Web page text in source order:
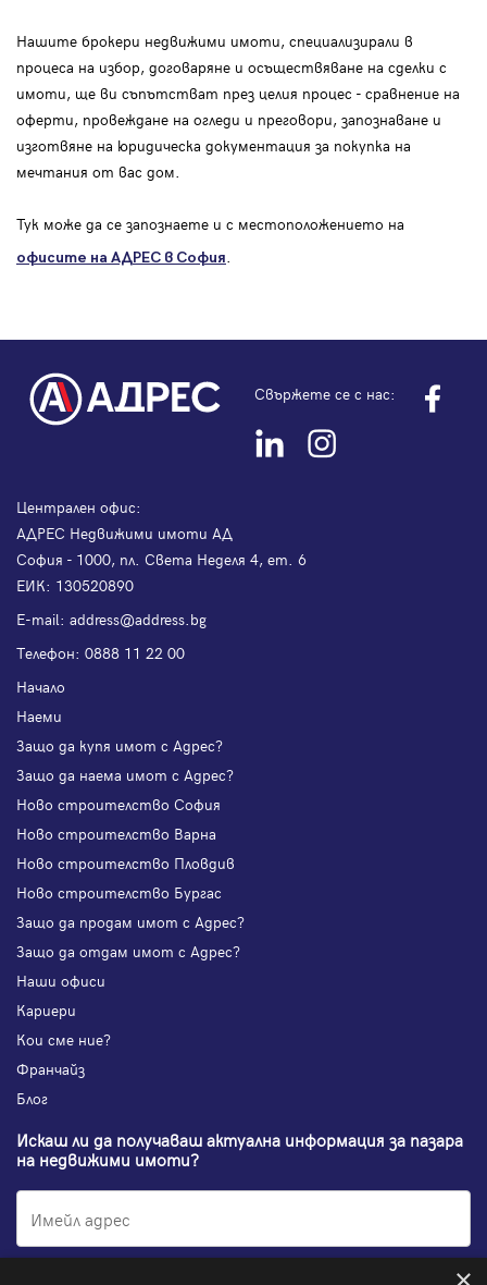
Нашите брокери недвижими имоти, специализирали в
процеса на избор, договаряне и осъществяване на сделки с
имоти, ще ви съпътстват през целия процес - сравнение на
оферти, провеждане на огледи и преговори, запознаване и
изготвяне на юридическа документация за покупка на
мечтания от вас дом.
Тук може да се запознаете и с местоположението на
офисите на АДРЕС в София.
Свържете се с нас:
Централен офис:
АДРЕС Недвижими имоти АД
София - 1000, пл. Света Неделя 4, ет. 6
ЕИК: 130520890
Е-mail: address@address.bg
Телефон: 0888 11 22 00
Начало
Наеми
Защо да купя имот с Адрес?
Защо да наема имот с Адрес?
Ново строителство София
Ново строителство Варна
Ново строителство Пловдив
Ново строителство Бургас
Защо да продам имот с Адрес?
Защо да отдам имот с Адрес?
Наши офиси
Кариери
Кои сме ние?
Франчайз
Блог
Искаш ли да получаваш актуална информация за пазара
на недвижими имоти?